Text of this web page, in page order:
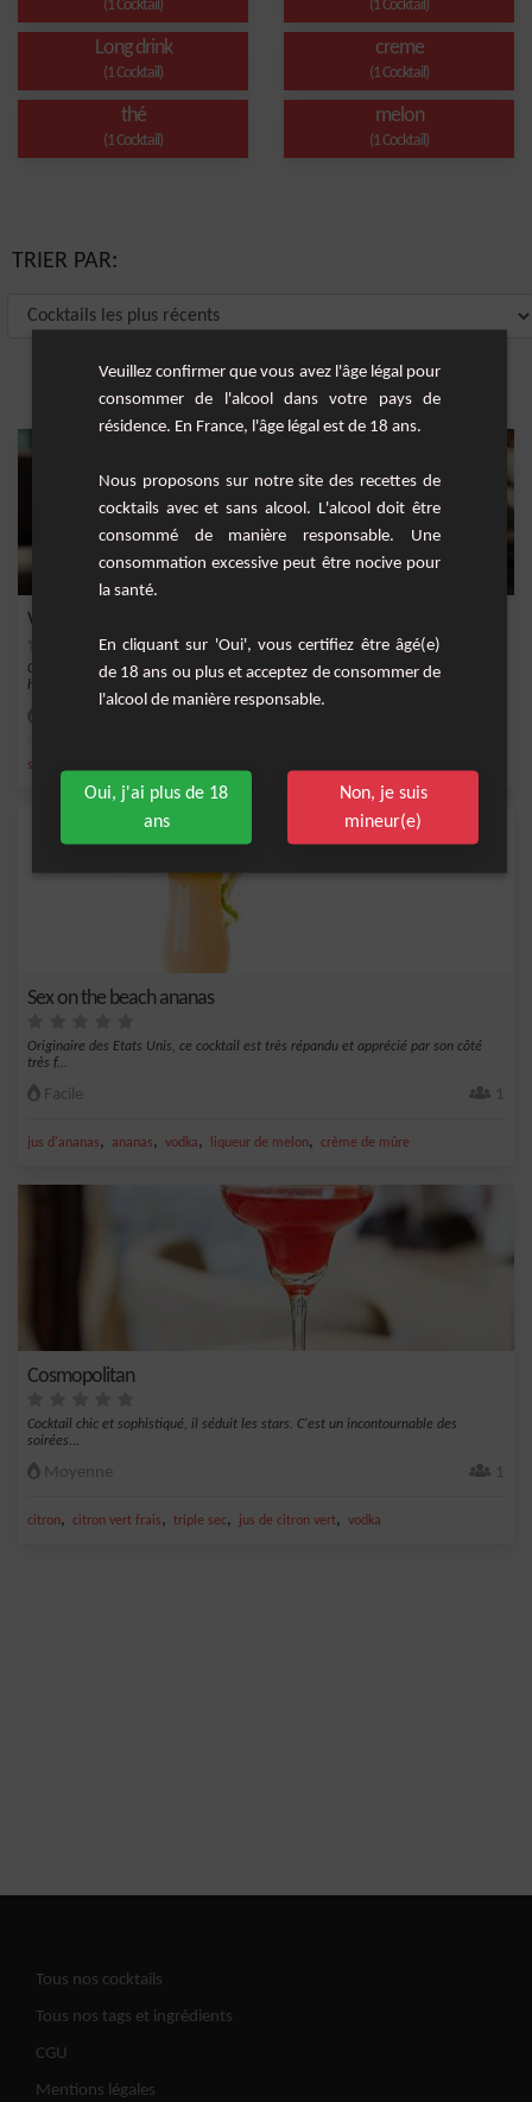
(1 Cocktail) (1 Cocktail)
Long drink
(1 Cocktail)
creme
(1 Cocktail)
thé
(1 Cocktail)
melon
(1 Cocktail)
TRIER PAR:
Vanille Tropique
Ce cocktail sans alcool est une symphonie de saveurs exotiques, mariant
harmonieusement...
sirop de canne
Sex on the beach ananas
Originaire des Etats Unis, ce cocktail est très répandu et apprécié par son côté
très f...
Facile 1
jus d'ananas, ananas, vodka, liqueur de melon, crème de mûre
Cosmopolitan
Cocktail chic et sophistiqué, il séduit les stars. C'est un incontournable des
soirées...
Moyenne 1
citron, citron vert frais, triple sec, jus de citron vert, vodka
Tous nos cocktails
Tous nos tags et ingrédients
CGU
Mentions légales
Veuillez confirmer que vous avez l'âge légal pour
consommer de l'alcool dans votre pays de
résidence. En France, l'âge légal est de 18 ans.
Nous proposons sur notre site des recettes de
cocktails avec et sans alcool. L'alcool doit être
consommé de manière responsable. Une
consommation excessive peut être nocive pour
la santé.
En cliquant sur 'Oui', vous certifiez être âgé(e)
de 18 ans ou plus et acceptez de consommer de
l'alcool de manière responsable.
Oui, j'ai plus de 18
ans
Non, je suis
mineur(e)